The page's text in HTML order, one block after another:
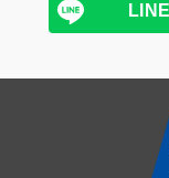
LINE